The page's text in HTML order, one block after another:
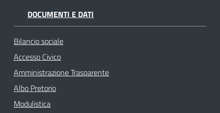
DOCUMENTI E DATI
Bilancio sociale
Accesso Civico
Amministrazione Trasparente
Albo Pretorio
Modulistica